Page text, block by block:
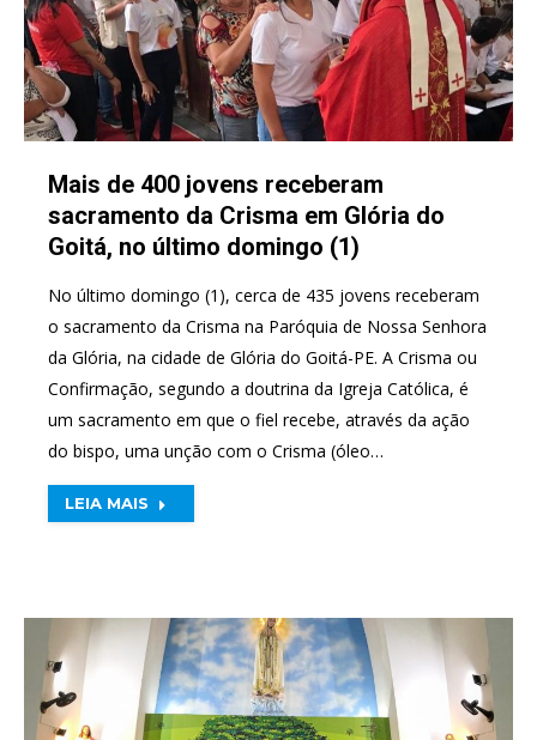
Mais de 400 jovens receberam
sacramento da Crisma em Glória do
Goitá, no último domingo (1)
No último domingo (1), cerca de 435 jovens receberam
o sacramento da Crisma na Paróquia de Nossa Senhora
da Glória, na cidade de Glória do Goitá-PE. A Crisma ou
Confirmação, segundo a doutrina da Igreja Católica, é
um sacramento em que o fiel recebe, através da ação
do bispo, uma unção com o Crisma (óleo…
LEIA MAIS